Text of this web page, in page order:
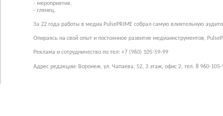
- мероприятия,
- глянец.
За 22 года работы в медиа PulsePRIME собрал самую влиятельную
Опираясь на свой опыт и постоянное развитие медиаинструментов,
Реклама и сотрудничество по тел: +7 (960) 105-59-99
Адрес редакции: Воронеж, ул. Чапаева, 52, 3 этаж, офис 2, тел. 8 960-